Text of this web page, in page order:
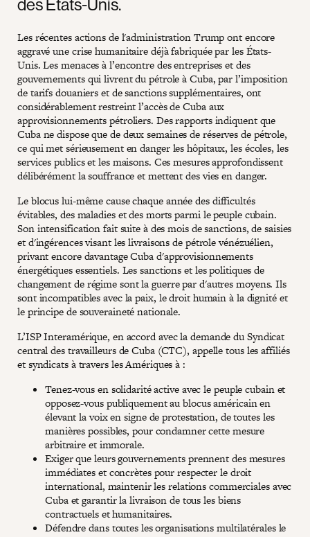
des États-Unis.
Les récentes actions de l'administration Trump ont encore
aggravé une crise humanitaire déjà fabriquée par les États-
Unis. Les menaces à l’encontre des entreprises et des
gouvernements qui livrent du pétrole à Cuba, par l’imposition
de tarifs douaniers et de sanctions supplémentaires, ont
considérablement restreint l’accès de Cuba aux
approvisionnements pétroliers. Des rapports indiquent que
Cuba ne dispose que de deux semaines de réserves de pétrole,
ce qui met sérieusement en danger les hôpitaux, les écoles, les
services publics et les maisons. Ces mesures approfondissent
délibérément la souffrance et mettent des vies en danger.
Le blocus lui-même cause chaque année des difficultés
évitables, des maladies et des morts parmi le peuple cubain.
Son intensification fait suite à des mois de sanctions, de saisies
et d'ingérences visant les livraisons de pétrole vénézuélien,
privant encore davantage Cuba d'approvisionnements
énergétiques essentiels. Les sanctions et les politiques de
changement de régime sont la guerre par d'autres moyens. Ils
sont incompatibles avec la paix, le droit humain à la dignité et
le principe de souveraineté nationale.
L’ISP Interamérique, en accord avec la demande du Syndicat
central des travailleurs de Cuba (CTC), appelle tous les affiliés
et syndicats à travers les Amériques à :
Tenez-vous en solidarité active avec le peuple cubain et
opposez-vous publiquement au blocus américain en
élevant la voix en signe de protestation, de toutes les
manières possibles, pour condamner cette mesure
arbitraire et immorale.
Exiger que leurs gouvernements prennent des mesures
immédiates et concrètes pour respecter le droit
international, maintenir les relations commerciales avec
Cuba et garantir la livraison de tous les biens
contractuels et humanitaires.
Défendre dans toutes les organisations multilatérales le